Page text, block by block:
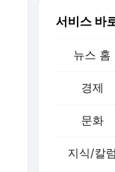
서비스 바
뉴스 홈
경제
문화
지식/칼럼